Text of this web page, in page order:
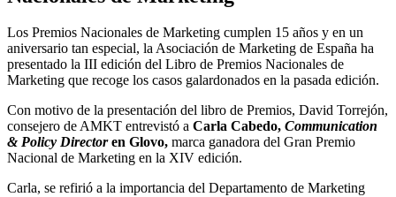
Los Premios Nacionales de Marketing cumplen 15 años y en un
aniversario tan especial, la Asociación de Marketing de España ha
presentado la III edición del Libro de Premios Nacionales de
Marketing que recoge los casos galardonados en la pasada edición.
Con motivo de la presentación del libro de Premios, David Torrejón,
consejero de AMKT entrevistó a Carla Cabedo, Communication
& Policy Directoren Glovo, marca ganadora del Gran Premio
Nacional de Marketing en la XIV edición.
Carla, se refirió a la importancia del Departamento de Marketing